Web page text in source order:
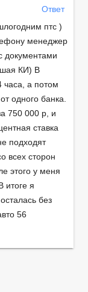
Ответ
птс )
менеджер
документами
КИ) В
часа, а потом
одного банка.
750 000 р, и
ставка
подходят
всех сторон
этого у меня
итоге я
без
56